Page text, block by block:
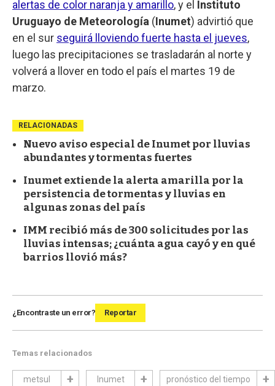
alertas de color naranja y amarillo, y el Instituto
Uruguayo de Meteorología (Inumet) advirtió que
en el sur seguirá lloviendo fuerte hasta el jueves,
luego las precipitaciones se trasladarán al norte y
volverá a llover en todo el país el martes 19 de
marzo.
RELACIONADAS
Nuevo aviso especial de Inumet por lluvias
abundantes y tormentas fuertes
Inumet extiende la alerta amarilla por la
persistencia de tormentas y lluvias en
algunas zonas del país
IMM recibió más de 300 solicitudes por las
lluvias intensas; ¿cuánta agua cayó y en qué
barrios llovió más?
¿Encontraste un error? Reportar
Temas relacionados
metsul Inumet pronóstico del tiempo